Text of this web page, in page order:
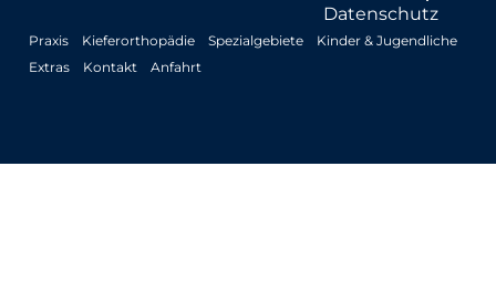
Datenschutz
Praxis Kieferorthopädie Spezialgebiete
Kinder & Jugendliche
Extras
Kontakt Anfahrt